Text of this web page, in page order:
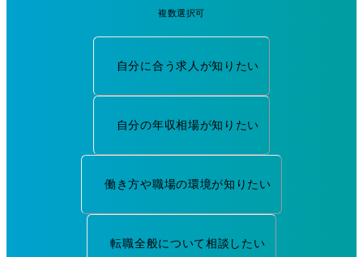
複数選択可
自分に合う求人が知りたい
自分の年収相場が知りたい
働き方や職場の環境が知りたい
転職全般について相談したい